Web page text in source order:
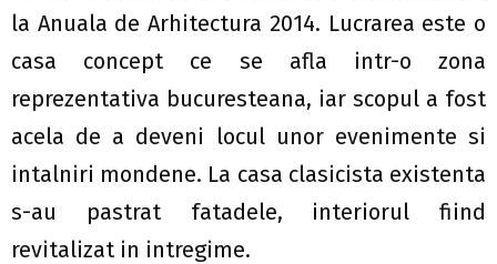
la Anuala de Arhitectura 2014. Lucrarea este o
casa concept ce se afla intr-o zona
reprezentativa bucuresteana, iar scopul a fost
acela de a deveni locul unor evenimente si
intalniri mondene. La casa clasicista existenta
s-au pastrat fatadele, interiorul fiind
revitalizat in intregime.